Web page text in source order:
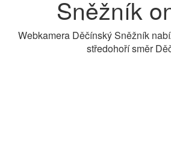
Sněžník
Webkamera Děčínský Sněžník
středohoří směr